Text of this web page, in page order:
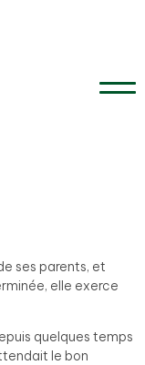
ses parents, et
elle exerce
quelques temps
le bon